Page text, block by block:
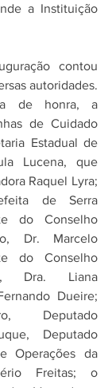
a Instituição
contou
autoridades.
de honra, a
de Cuidado
Estadual de
Lucena, que
Raquel Lyra;
de Serra
do Conselho
Dr. Marcelo
do Conselho
Dra. Liana
Dueire;
Deputado
Deputado
Operações da
Freitas; o